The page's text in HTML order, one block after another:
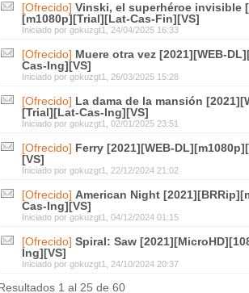
[Ofrecido] Vinski, el superhéroe invisible
[m1080p][Trial][Lat-Cas-Fin][VS]
Iniciado por gokuzgt1 , 24/04/2025 16:33
[Ofrecido] Muere otra vez [2021][WEB-
Cas-Ing][VS]
Iniciado por gokuzgt1 , 26/03/2025 15:28
[Ofrecido] La dama de la mansión
[Trial][Lat-Cas-Ing][VS]
Iniciado por gokuzgt1 , 02/01/2025 23:51
[Ofrecido] Ferry [2021][WEB-
[VS]
Iniciado por gokuzgt1 , 22/12/2024 21:02
[Ofrecido] American Night
Cas-Ing][VS]
Iniciado por gokuzgt1 , 04/12/2024 01:15
[Ofrecido] Spiral: Saw
Ing][VS]
Iniciado por gokuzgt1 , 24/10/2024 20:37
1 al 25 de 60